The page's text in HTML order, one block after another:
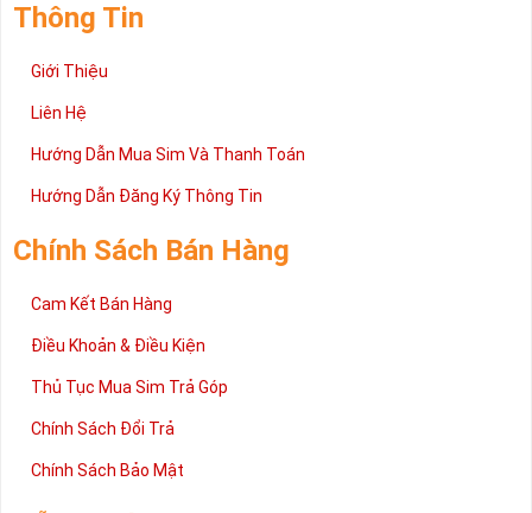
Thông Tin
Giới Thiệu
Liên Hệ
Hướng Dẫn Mua Sim Và Thanh Toán
Hướng Dẫn Đăng Ký Thông Tin
Chính Sách Bán Hàng
Cam Kết Bán Hàng
Điều Khoản & Điều Kiện
Thủ Tục Mua Sim Trả Góp
Chính Sách Đổi Trả
Chính Sách Bảo Mật